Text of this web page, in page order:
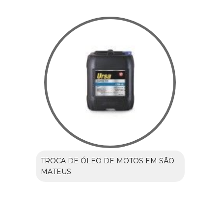
TROCA DE ÓLEO DE MOTOS EM SÃO
MATEUS